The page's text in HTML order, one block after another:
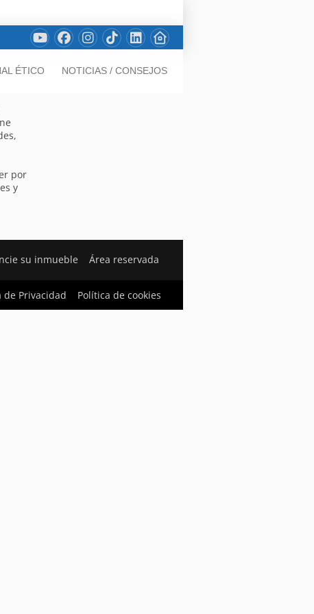
ÉTICO NOTICIAS / CONSEJOS
por
y
su inmueble Área reservada
de Privacidad Política de cookies